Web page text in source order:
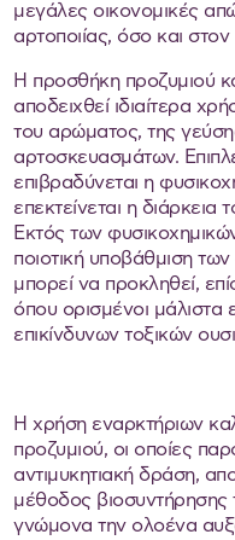
μεγάλες οικονομικές
αρτοποιίας, όσο και
Η προσθήκη προζυμιού
αποδειχθεί ιδιαίτερα
του αρώματος, της
αρτοσκευασμάτων.
επιβραδύνεται η
επεκτείνεται η
Εκτός των
ποιοτική υποβάθμιση
μπορεί να προκληθεί,
όπου ορισμένοι μάλιστα
επικίνδυνων τοξικών
Η χρήση εναρκτήριων
προζυμιού, οι οποίες
αντιμυκητιακή δράση,
μέθοδος βιοσυντήρησης
γνώμονα την ολοένα